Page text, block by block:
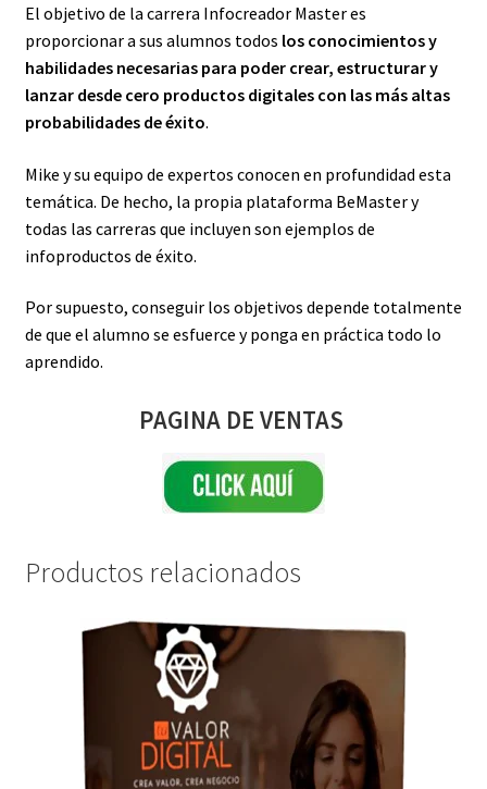
El objetivo de la carrera Infocreador Master es
proporcionar a sus alumnos todos los conocimientos y
habilidades necesarias para poder crear, estructurar y
lanzar desde cero productos digitales con las más altas
probabilidades de éxito.
Mike y su equipo de expertos conocen en profundidad esta
temática. De hecho, la propia plataforma BeMaster y
todas las carreras que incluyen son ejemplos de
infoproductos de éxito.
Por supuesto, conseguir los objetivos depende totalmente
de que el alumno se esfuerce y ponga en práctica todo lo
aprendido.
PAGINA DE VENTAS
Productos relacionados